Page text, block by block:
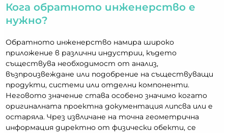
Кога обратното инженерство е
нужно?
Обратното инженерство намира широко
приложение в различни индустрии, където
съществува необходимост от анализ,
възпроизвеждане или подобрение на съществуващи
продукти, системи или отделни компоненти.
Неговото значение става особено значимо когато
оригиналната проектна документация липсва или е
остаряла. Чрез извличане на точна геометрична
информация директно от физически обекти, се